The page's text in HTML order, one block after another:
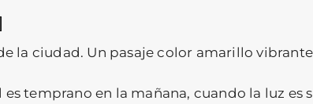
la ciudad. Un pasaje color amarillo
temprano en la mañana, cuando la luz es